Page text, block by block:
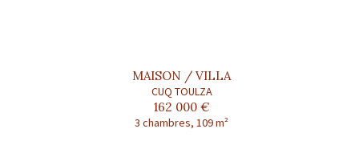
MAISON / VILLA
CUQ TOULZA
162 000 €
3 chambres, 109 m²